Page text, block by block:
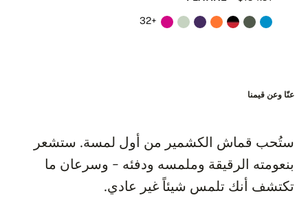
+32
عنّا وعن قيمنا
ستُحب قماش الكشمير من أول لمسة. ستشعر
بنعومته الرقيقة وملمسه ودفئه - وسرعان ما
تكتشف أنك تلمس شيئاً غير عادي.